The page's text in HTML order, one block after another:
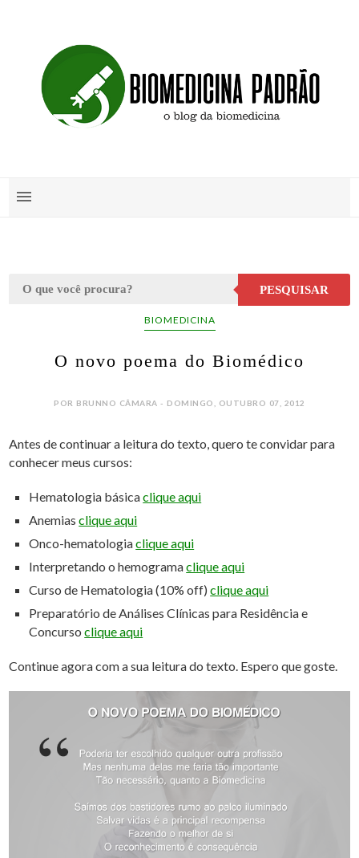
PESQUISAR
BIOMEDICINA
O novo poema do Biomédico
POR BRUNNO CÂMARA - DOMINGO, OUTUBRO 07, 2012
Antes de continuar a leitura do texto, quero te convidar para
conhecer meus cursos:
Hematologia básicaclique aqui
Anemiasclique aqui
Onco-hematologiaclique aqui
Interpretando o hemogramaclique aqui
Curso de Hematologia (10% off)clique aqui
Preparatório de Análises Clínicas para Residência e
Concursoclique aqui
Continue agora com a sua leitura do texto. Espero que goste.